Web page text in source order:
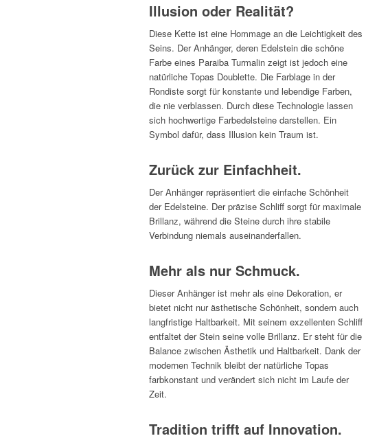
Illusion oder Realität?
Diese Kette ist eine Hommage an die Leichtigkeit des
Seins. Der Anhänger, deren Edelstein die schöne
Farbe eines Paraiba Turmalin zeigt ist jedoch eine
natürliche Topas Doublette. Die Farblage in der
Rondiste sorgt für konstante und lebendige Farben,
die nie verblassen. Durch diese Technologie lassen
sich hochwertige Farbedelsteine darstellen. Ein
Symbol dafür, dass Illusion kein Traum ist.
Zurück zur Einfachheit.
Der Anhänger repräsentiert die einfache Schönheit
der Edelsteine. Der präzise Schliff sorgt für maximale
Brillanz, während die Steine durch ihre stabile
Verbindung niemals auseinanderfallen.
Mehr als nur Schmuck.
Dieser Anhänger ist mehr als eine Dekoration, er
bietet nicht nur ästhetische Schönheit, sondern auch
langfristige Haltbarkeit. Mit seinem exzellenten Schliff
entfaltet der Stein seine volle Brillanz. Er steht für die
Balance zwischen Ästhetik und Haltbarkeit. Dank der
modernen Technik bleibt der natürliche Topas
farbkonstant und verändert sich nicht im Laufe der
Zeit.
Tradition trifft auf Innovation.